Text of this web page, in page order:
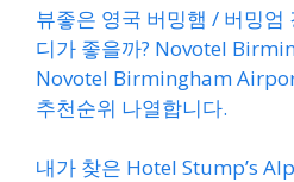
뷰좋은 영국 버밍햄 / 버밍엄
디가 좋을까? Novotel
Novotel Birmingham
추천순위 나열합니다.
내가 찾은 Hotel Stump’s